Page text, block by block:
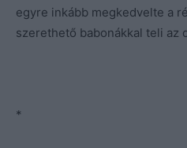
egyre inkább megkedvelte a
szerethető babonákkal teli az
*